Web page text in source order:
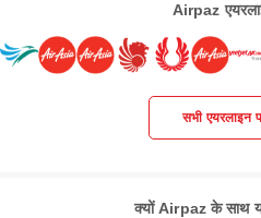
Airpaz
सभी एयरलाइन
क्यों Airpaz के साथ